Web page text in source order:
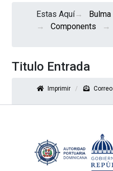
Estas Aquí Bulma
Components
Titulo Entrada
Imprimir Correo